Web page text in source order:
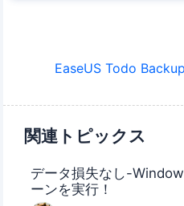
EaseUS Todo
関連トピックス
データ損失なし-
ーンを実行！